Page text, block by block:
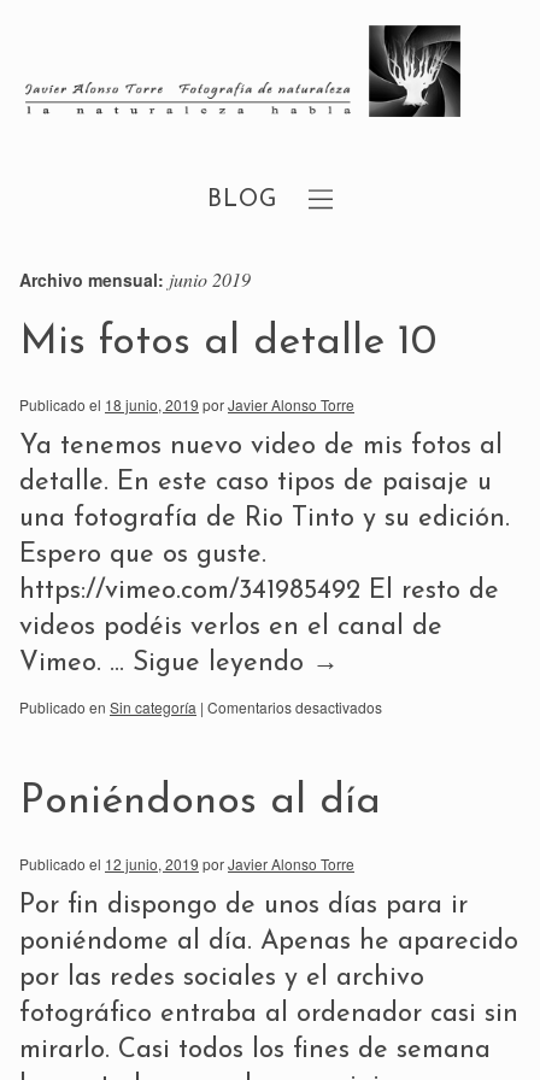
BLOG
Archivo mensual: junio 2019
Mis fotos al detalle 10
Publicado el 18 junio, 2019 porJavier Alonso Torre
Ya tenemos nuevo video de mis fotos al
detalle. En este caso tipos de paisaje u
una fotografía de Rio Tinto y su edición.
Espero que os guste.
https://vimeo.com/341985492 El resto de
videos podéis verlos en el canal de
Vimeo. … Sigue leyendo →
Publicado en Sin categoría | Comentarios desactivados
Poniéndonos al día
Publicado el 12 junio, 2019 porJavier Alonso Torre
Por fin dispongo de unos días para ir
poniéndome al día. Apenas he aparecido
por las redes sociales y el archivo
fotográfico entraba al ordenador casi sin
mirarlo. Casi todos los fines de semana